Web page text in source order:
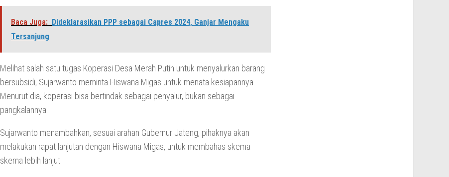
Baca Juga: Dideklarasikan PPP sebagai Capres 2024, Ganjar Mengaku
Tersanjung
Melihat salah satu tugas Koperasi Desa Merah Putih untuk menyalurkan barang
bersubsidi, Sujarwanto meminta Hiswana Migas untuk menata kesiapannya.
Menurut dia, koperasi bisa bertindak sebagai penyalur, bukan sebagai
pangkalannya.
Sujarwanto menambahkan, sesuai arahan Gubernur Jateng, pihaknya akan
melakukan rapat lanjutan dengan Hiswana Migas, untuk membahas skema-
skema lebih lanjut.